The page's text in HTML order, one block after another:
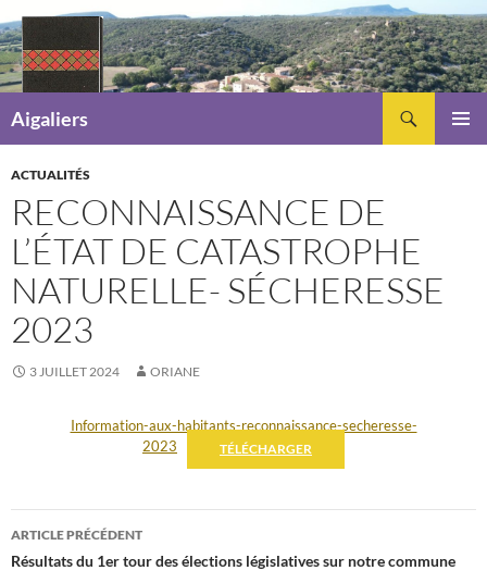
Aigaliers
CONTENU
ACTUALITÉS
RECONNAISSANCE DE
L’ÉTAT DE CATASTROPHE
NATURELLE- SÉCHERESSE
2023
3 JUILLET 2024 ORIANE
Information-aux-habitants-reconnaissance-secheresse-
2023
TÉLÉCHARGER
Navigation
des
ARTICLE PRÉCÉDENT
Résultats du 1er tour des élections législatives sur notre commune